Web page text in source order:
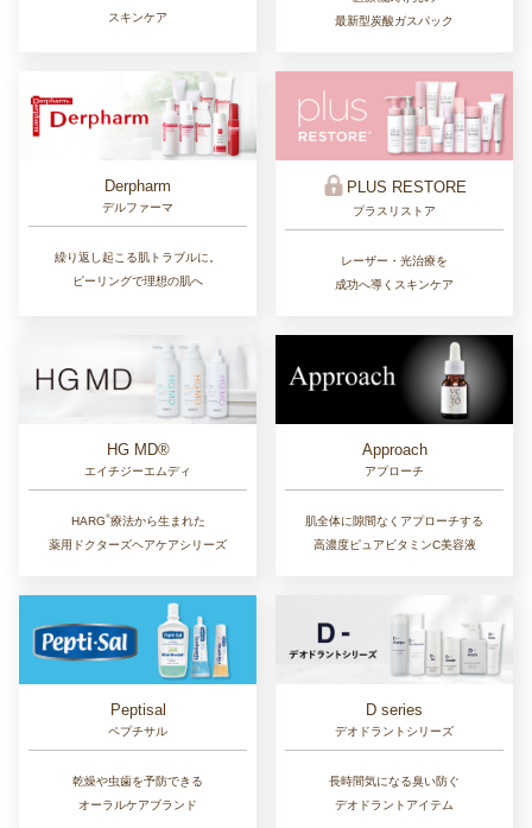
スキンケア
最新型炭酸ガスパック
Derpharm
デルファーマ
繰り返し起こる肌トラブルに。
ピーリングで理想の肌へ
PLUS RESTORE
プラスリストア
レーザー・光治療を
成功へ導くスキンケア
HG MD®
エイチジーエムディ
HARG®︎療法から生まれた
薬用ドクターズヘアケアシリーズ
Approach
アプローチ
肌全体に隙間なくアプローチする
高濃度ピュアビタミンC美容液
Peptisal
ペプチサル
乾燥や虫歯を予防できる
オーラルケアブランド
D series
デオドラントシリーズ
長時間気になる臭い防ぐ
デオドラントアイテム